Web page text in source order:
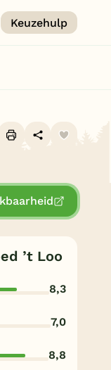
Keuzehulp
’t Loo
8,3
7,0
8,8